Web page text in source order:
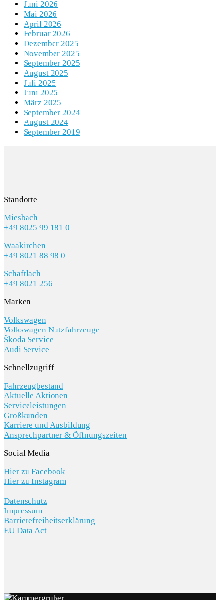
Juni 2026
Mai 2026
April 2026
Februar 2026
Dezember 2025
November 2025
September 2025
August 2025
Juli 2025
Juni 2025
März 2025
September 2024
August 2024
September 2019
Standorte
Miesbach
+49 8025 99 181 0
Waakirchen
+49 8021 88 98 0
Schaftlach
+49 8021 256
Marken
Volkswagen
Volkswagen Nutzfahrzeuge
Škoda Service
Audi Service
Schnellzugriff
Fahrzeugbestand
Aktuelle Aktionen
Serviceleistungen
Großkunden
Karriere und Ausbildung
Ansprechpartner & Öffnungszeiten
Social Media
Hier zu Facebook
Hier zu Instagram
Datenschutz
Impressum
Barrierefreiheitserklärung
EU Data Act